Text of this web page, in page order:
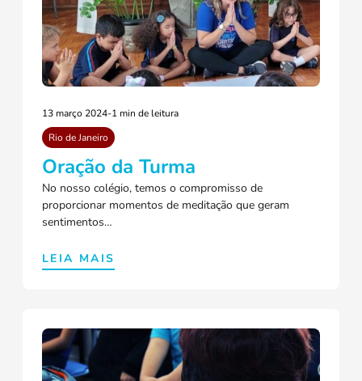
13 março 2024-1 min de leitura
Rio de Janeiro
Oração da Turma
No nosso colégio, temos o compromisso de
proporcionar momentos de meditação que geram
sentimentos…
LEIA MAIS